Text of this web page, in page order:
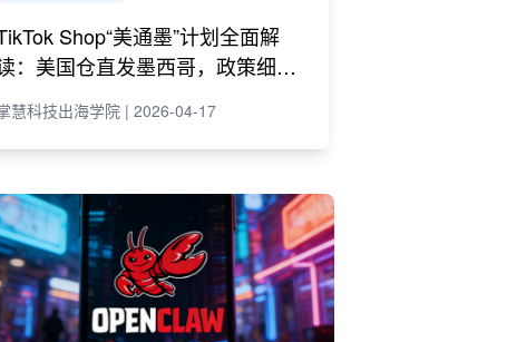
Shop“美通墨”计划全面解
：美国仓直发墨西哥，政策细则
慧科技出海学院 | 2026-04-17